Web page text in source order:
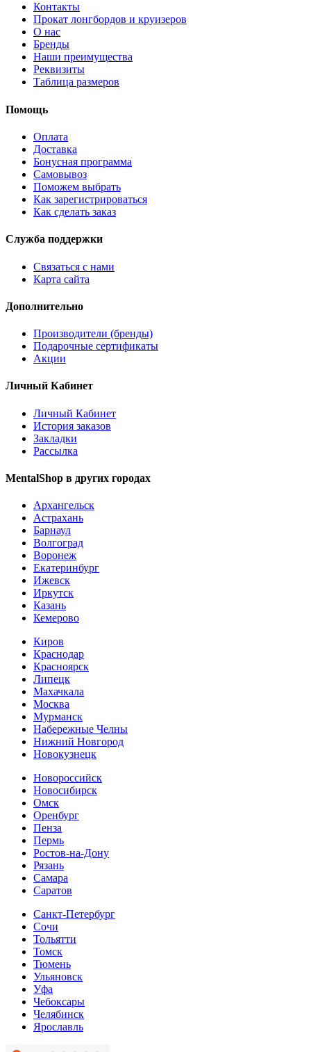
Контакты
Прокат лонгбордов и круизеров
О нас
Бренды
Наши преимущества
Реквизиты
Таблица размеров
Помощь
Оплата
Доставка
Бонусная программа
Самовывоз
Поможем выбрать
Как зарегистрироваться
Как сделать заказ
Служба поддержки
Связаться с нами
Карта сайта
Дополнительно
Производители (бренды)
Подарочные сертификаты
Акции
Личный Кабинет
Личный Кабинет
История заказов
Закладки
Рассылка
MentalShop в других городах
Архангельск
Астрахань
Барнаул
Волгоград
Воронеж
Екатеринбург
Ижевск
Иркутск
Казань
Кемерово
Киров
Краснодар
Красноярск
Липецк
Махачкала
Москва
Мурманск
Набережные Челны
Нижний Новгород
Новокузнецк
Новороссийск
Новосибирск
Омск
Оренбург
Пенза
Пермь
Ростов-на-Дону
Рязань
Самара
Cаратов
Санкт-Петербург
Сочи
Тольятти
Томск
Тюмень
Ульяновск
Уфа
Чебоксары
Челябинск
Ярославль